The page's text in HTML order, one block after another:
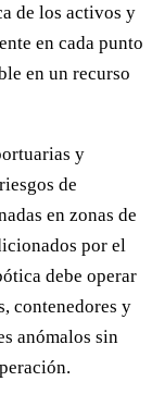
de los activos y
en cada punto
en un recurso
y
de
en zonas de
por el
debe operar
contenedores y
anómalos sin